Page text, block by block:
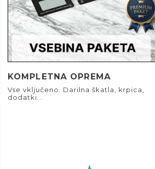
KOMPLETNA OPREMA
Vse vključeno. Darilna škatla, krpica,
dodatki...